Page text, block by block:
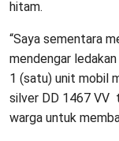
hitam.
“Saya sementara
mendengar
1 (satu) unit mobil
silver DD 1467 VV
warga untuk